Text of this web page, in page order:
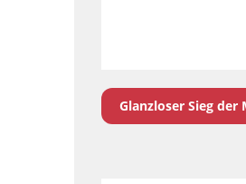
Glanzloser Sieg der